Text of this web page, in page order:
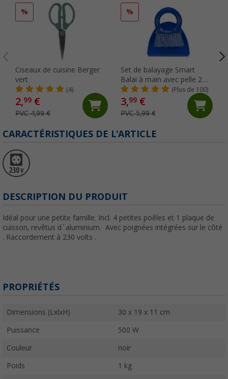
%
Ciseaux de cuisine Berger
vert
(4)
2,99 €
PVC 4,99 €
%
Set de balayage Smart
Balai à main avec pelle 2
pcs. Berger
(Plus de 100)
3,99€
PVC 5,99 €
CARACTÉRISTIQUES DE L'ARTICLE
DESCRIPTION DU PRODUIT
Idéal pour une petite famille. Incl. 4 petites poêles et 1 plaque de
cuisson, revêtus d´aluminium. Avec poignées intégrées sur le côté
. Raccordement à 230 volts .
PROPRIÉTÉS
Dimensions (LxlxH) 30 x 19 x 11 cm
Puissance 500 W
Couleur noir
Poids 1 kg